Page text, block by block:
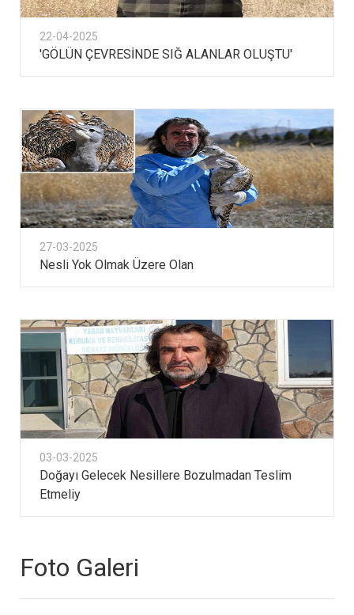
22-04-2025
'GÖLÜN ÇEVRESİNDE SIĞ ALANLAR OLUŞTU'
27-03-2025
Nesli Yok Olmak Üzere Olan
03-03-2025
Doğayı Gelecek Nesillere Bozulmadan Teslim
Etmeliy
Foto Galeri